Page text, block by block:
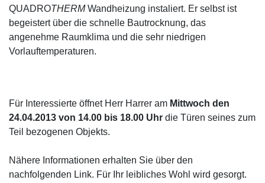
QUADROTHERMWandheizung instaliert. Er selbst ist
begeistert über die schnelle Bautrocknung, das
angenehme Raumklima und die sehr niedrigen
Vorlauftemperaturen.
Für Interessierte öffnet Herr Harrer am Mittwoch den
24.04.2013 von 14.00 bis 18.00 Uhr die Türen seines zum
Teil bezogenen Objekts.
Nähere Informationen erhalten Sie über den
nachfolgenden Link. Für Ihr leibliches Wohl wird gesorgt.